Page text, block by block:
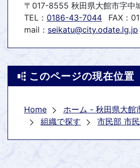
〒017-8555 秋田県大館市字中
TEL： 0186-43-7044 FAX：
mail： seikatu@city.odate.lg.jp
このページの現在位置
Home
ホーム - 秋田県大館
組織で探す
市民部 市